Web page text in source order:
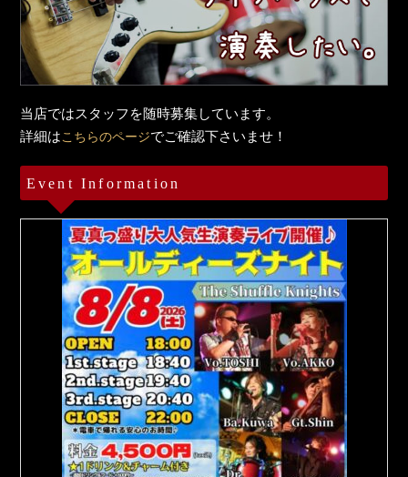
当店ではスタッフを随時募集しています。
詳細はこちらのページでご確認下さいませ！
Event Information